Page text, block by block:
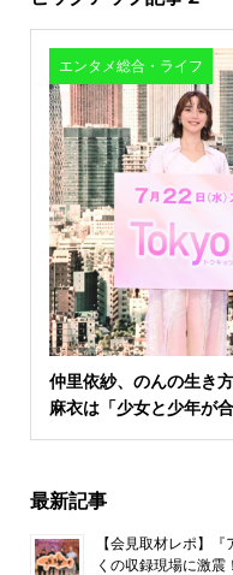
エンタメ総合・ライフ
仲里依紗、のんの生き
麻衣は「少女と少年が
最新記事
【会見取材レポ】
くの収録現場に激